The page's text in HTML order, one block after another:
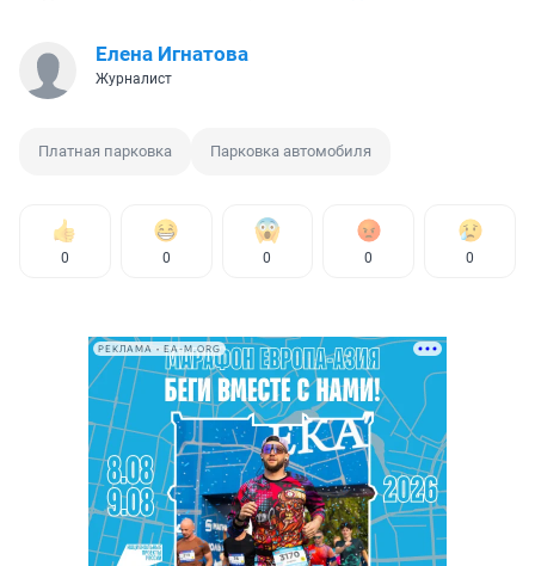
Елена Игнатова
Журналист
Платная парковка Парковка автомобиля
0 0 0 0 0
РЕКЛАМА • EA-M.ORG